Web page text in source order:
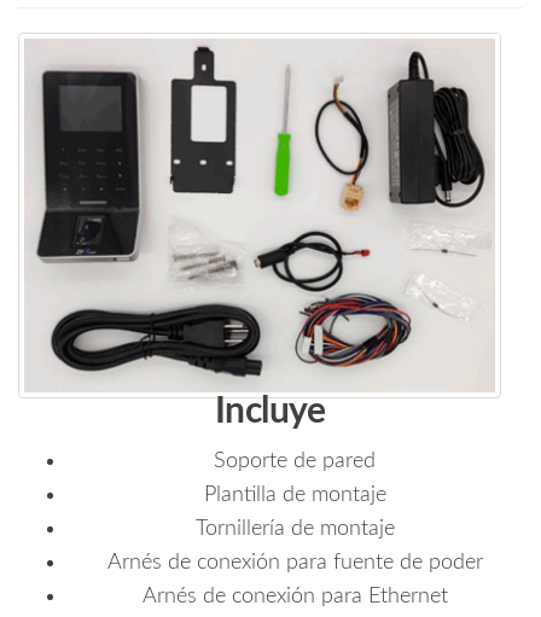
Incluye
Soporte de pared
Plantilla de montaje
Tornillería de montaje
Arnés de conexión para fuente de poder
Arnés de conexión para Ethernet